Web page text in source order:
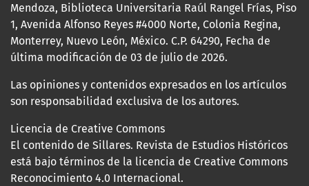
Mendoza, Biblioteca Universitaria Raúl Rangel Frías, Piso
1, Avenida Alfonso Reyes #4000 Norte, Colonia Regina,
Monterrey, Nuevo León, México. C.P. 64290, Fecha de
última modificación de 03 de julio de 2026.
Las opiniones y contenidos expresados en los artículos
son responsabilidad exclusiva de los autores.
Licencia de Creative Commons
El contenido de Sillares. Revista de Estudios Históricos
está bajo términos de la licencia de Creative Commons
Reconocimiento 4.0 Internacional.